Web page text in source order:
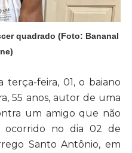
quadrado (Foto: Bananal
terça-feira, 01, o baiano
55 anos, autor de uma
um amigo que não
ocorrido no dia 02 de
Santo Antônio, em